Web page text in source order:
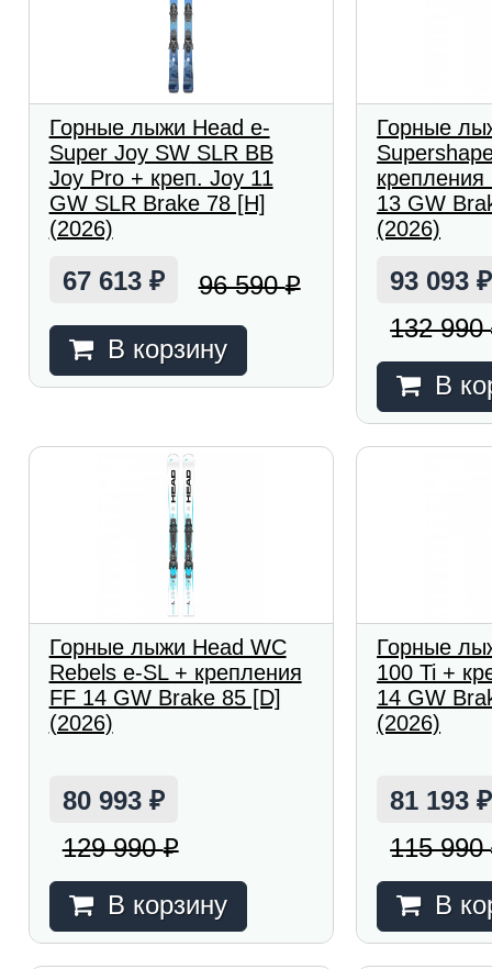
Горные лыжи Head e-
Super Joy SW SLR BB
Joy Pro + креп. Joy 11
GW SLR Brake 78 [H]
(2026)
67 613 ₽ 96 590₽
В корзину
Горные
13 GW
(2026)
93 093₽
132 990
В
Горные лыжи Head WC
Rebels e-SL + крепления
FF 14 GW Brake 85 [D]
(2026)
80 993 ₽
129 990₽
В корзину
Горные
100 Ti +
14 GW
(2026)
81 193₽
115 990
В